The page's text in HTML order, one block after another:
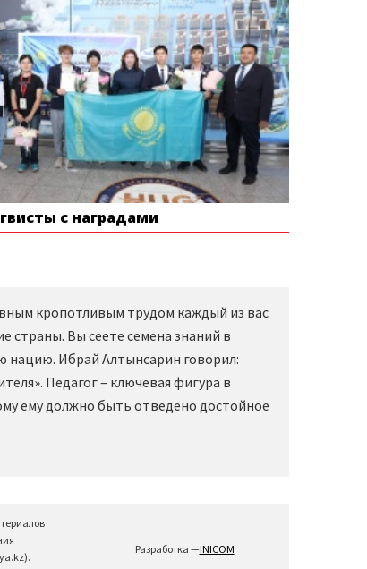
с наградами
кропотливым трудом каждый из вас
страны. Вы сеете семена знаний в
нацию. Ибрай Алтынсарин говорил:
Педагог – ключевая фигура в
ему должно быть отведено достойное
Разработка —INICOM